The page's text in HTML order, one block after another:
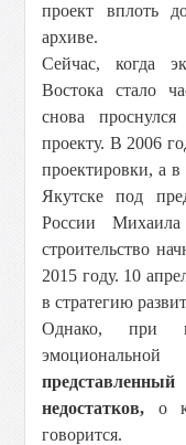
проект вплоть
архиве.
Сейчас, когда
Востока стало
снова
проекту. В 2006
проектировки, а
Якутске под
России
строительство
2015 году. 10
в стратегию
Однако, при
недостатков, о
говорится.